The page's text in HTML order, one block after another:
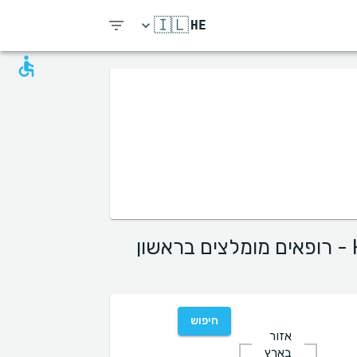
HE
🇮🇱
הרמה והידוק קוו הלסת ללא ניתוח בעזרת מכשיר ה-HIFU - רופאים מומלצים בראשון
אזור
בארץ
חיפוש